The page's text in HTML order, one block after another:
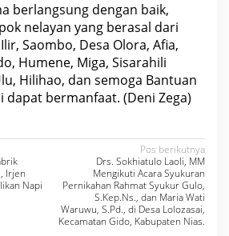
berlangsung dengan baik,
nelayan yang berasal dari
Saombo, Desa Olora, Afia,
Humene, Miga, Sisarahili
Hilihao, dan semoga Bantuan
dapat bermanfaat. (Deni Zega)
Irjen
Napi
Pos berikutnya
Drs. Sokhiatulo Laoli, MM
Mengikuti Acara Syukuran
Pernikahan Rahmat Syukur Gulo,
S.Kep.Ns., dan Maria Wati
Waruwu, S.Pd., di Desa Lolozasai,
Kecamatan Gido, Kabupaten Nias.